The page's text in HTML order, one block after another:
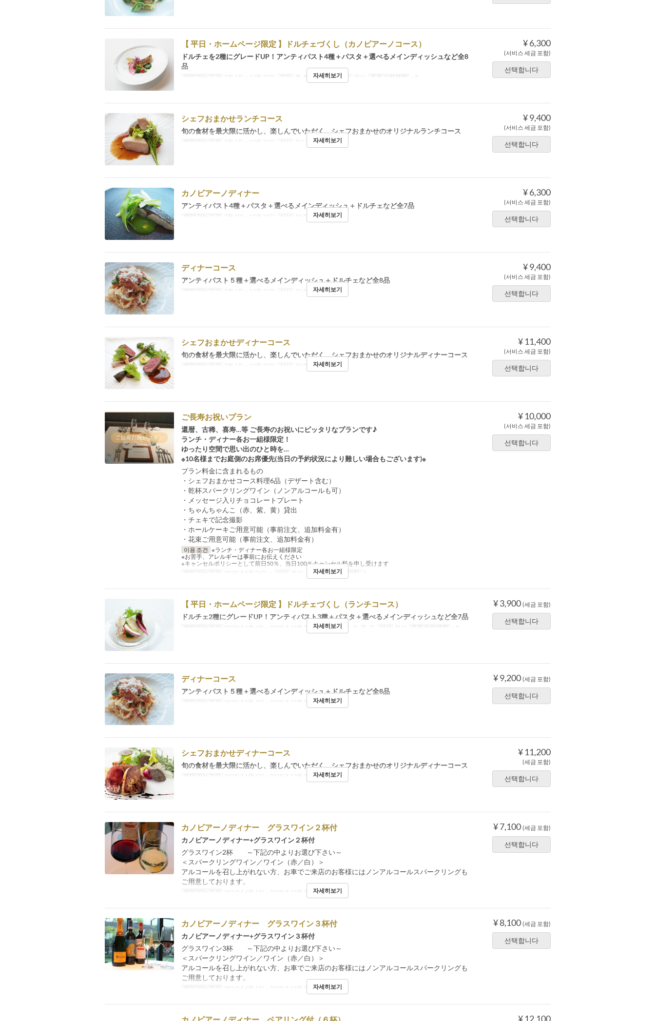
¥ 6,300
(서비스 세금 포함)
선택합니다
【 平日・ホームページ限定 】ドルチェづくし（カノビアーノコース）
ドルチェを2種にグレードUP！アンティパスト4種＋パスタ＋選べるメインディッシュなど全8
品
예약 가능 기간 7월 1일 ~ 12월 22일 요일 월, 화, 수, 목, 금 식사 점심 주문 수량 제한 ~ 8
자세히보기
¥ 9,400
(서비스 세금 포함)
선택합니다
シェフおまかせランチコース
旬の食材を最大限に活かし、楽しんでいただく、シェフおまかせのオリジナルランチコース
예약 가능 기간 7월 1일 ~ 12월 22일 식사 점심 자세히보기
¥ 6,300
(서비스 세금 포함)
선택합니다
カノビアーノディナー
アンティパスト4種＋パスタ＋選べるメインディッシュ＋ドルチェなど全7品
예약 가능 기간 7월 1일 ~ 12월 22일 식사 저녁 자세히보기
¥ 9,400
(서비스 세금 포함)
선택합니다
ディナーコース
アンティパスト５種＋選べるメインディッシュ＋ドルチェなど全8品
예약 가능 기간 7월 1일 ~ 12월 22일 식사 저녁 자세히보기
¥ 11,400
(서비스 세금 포함)
선택합니다
シェフおまかせディナーコース
旬の食材を最大限に活かし、楽しんでいただく、シェフおまかせのオリジナルディナーコース
예약 가능 기간 7월 1일 ~ 12월 22일 식사 저녁 자세히보기
¥ 10,000
(서비스 세금 포함)
선택합니다
ご長寿お祝いプラン
還暦、古稀、喜寿…等 ご長寿のお祝いにピッタリなプランです♪
ランチ・ディナー各お一組様限定！
ゆったり空間で思い出のひと時を…
※10名様までお庭側のお席優先(当日の予約状況により難しい場合もございます)※
プラン料金に含まれるもの
・シェフおまかせコース料理6品（デザート含む）
・乾杯スパークリングワイン（ノンアルコールも可）
・メッセージ入りチョコレートプレート
・ちゃんちゃんこ（赤、紫、黄）貸出
・チェキで記念撮影
・ホールケーキご用意可能（事前注文、追加料金有）
・花束ご用意可能（事前注文、追加料金有）
이용 조건 ※ランチ・ディナー各お一組様限定
※お苦手、アレルギーは事前にお伝えください
※キャンセルポリシーとして前日50％、当日100％キャンセル料を申し受けます
예약 가능 기간
2025년 5월 24일 ~ 식사 점심, 저녁 주문 수량 제한 2 ~
자세히보기
¥ 3,900 (세금 포함)
선택합니다
【 平日・ホームページ限定 】ドルチェづくし（ランチコース）
ドルチェ2種にグレードUP！アンティパスト3種＋パスタ＋選べるメインディッシュなど全7品
예약 가능 기간 2025년 1월 6일 ~ 2025년 12월 22일 요일 월, 화, 수, 목, 금 식사 점심 주문 수량 제한 ~ 8
자세히보기
¥ 9,200 (세금 포함)
선택합니다
ディナーコース
アンティパスト５種＋選べるメインディッシュ＋ドルチェなど全8品
예약 가능 기간 2025년 1월 4일 ~ 2025년 12월 22일 식사 저녁
자세히보기
¥ 11,200
(세금 포함)
선택합니다
シェフおまかせディナーコース
旬の食材を最大限に活かし、楽しんでいただく、シェフおまかせのオリジナルディナーコース
예약 가능 기간 2025년 1월 4일 ~ 2025년 12월 22일 식사 저녁
자세히보기
¥ 7,100 (세금 포함)
선택합니다
カノビアーノディナー グラスワイン２杯付
カノビアーノディナー+グラスワイン２杯付
グラスワイン2杯 ～下記の中よりお選び下さい～
＜スパークリングワイン／ワイン（赤／白）＞
アルコールを召し上がれない方、お車でご来店のお客様にはノンアルコールスパークリングも
ご用意しております。
예약 가능 기간 2024년 4월 1일 ~ 2025년 12월 22일 식사 저녁
자세히보기
¥ 8,100 (세금 포함)
선택합니다
カノビアーノディナー グラスワイン３杯付
カノビアーノディナー+グラスワイン３杯付
グラスワイン3杯 ～下記の中よりお選び下さい～
＜スパークリングワイン／ワイン（赤／白）＞
アルコールを召し上がれない方、お車でご来店のお客様にはノンアルコールスパークリングも
ご用意しております。
예약 가능 기간 2024년 4월 1일 ~ 2025년 12월 22일 식사 저녁
자세히보기
¥ 12,100